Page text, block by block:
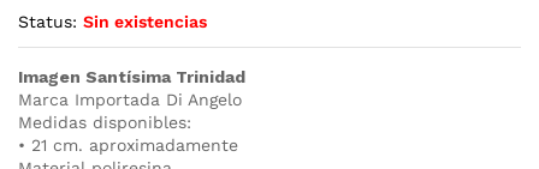
Status: Sin existencias
Imagen Santísima Trinidad
Marca Importada Di Angelo
Medidas disponibles:
• 21 cm. aproximadamente